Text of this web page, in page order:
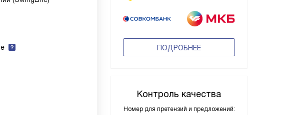
ПОДРОБНЕЕ
Контроль качества
Номер для претензий и предложений: